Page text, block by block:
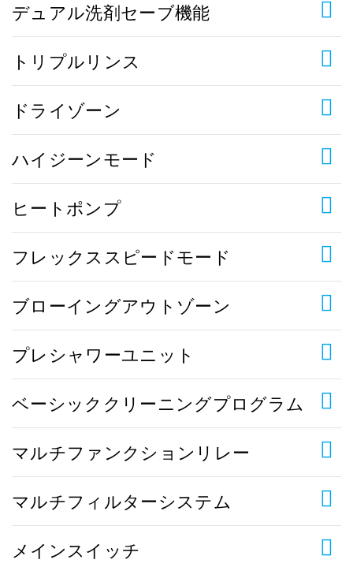
デュアル洗剤セーブ機能
トリプルリンス
ドライゾーン
ハイジーンモード
ヒートポンプ
フレックススピードモード
ブローイングアウトゾーン
プレシャワーユニット
ベーシッククリーニングプログラム
マルチファンクションリレー
マルチフィルターシステム
メインスイッチ